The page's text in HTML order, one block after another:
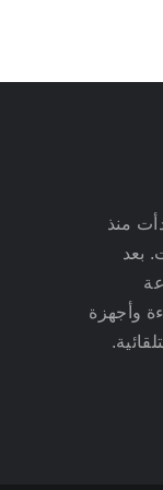
منذ
بعد
وأجهزة